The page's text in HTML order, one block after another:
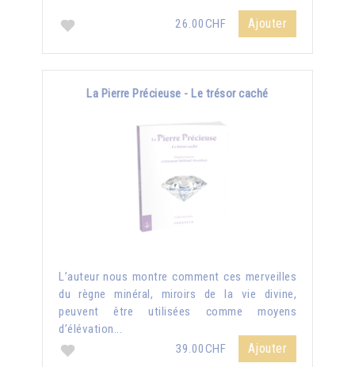
26.00CHF Ajouter
La Pierre Précieuse - Le trésor caché
L’auteur nous montre comment ces merveilles
du règne minéral, miroirs de la vie divine,
peuvent être utilisées comme moyens
d’élévation...
39.00CHF
Ajouter